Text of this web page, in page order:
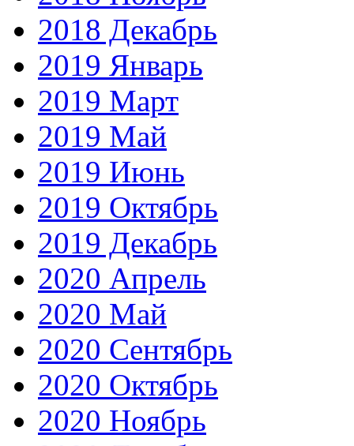
2018 Декабрь
2019 Январь
2019 Март
2019 Май
2019 Июнь
2019 Октябрь
2019 Декабрь
2020 Апрель
2020 Май
2020 Сентябрь
2020 Октябрь
2020 Ноябрь